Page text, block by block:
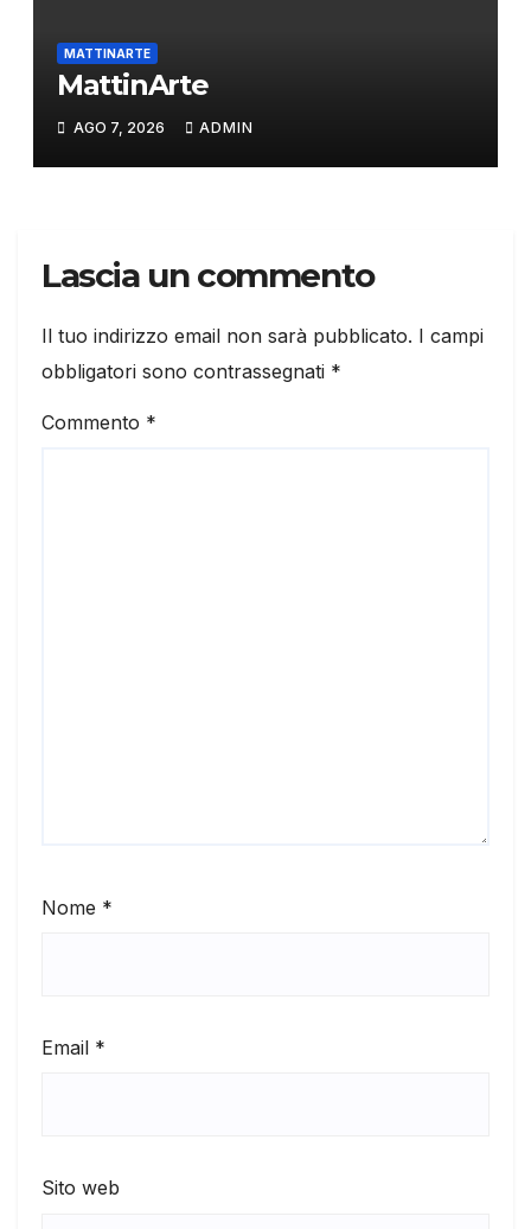
MATTINARTE
MattinArte
AGO 7, 2026 ADMIN
Lascia un commento
Il tuo indirizzo email non sarà pubblicato. I campi
obbligatori sono contrassegnati *
Commento *
Nome *
Email *
Sito web